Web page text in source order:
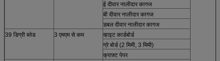
ई दीवार नालीदार कागज
बी दीवार नालीदार कागज
डबल दीवार नालीदार कागज
39 डिग्री ब्लेड
3 एमएम से कम
व्हाइट कार्डबोर्ड
ग्रे बोर्ड (2 मिमी, 3 मिमी)
क्राफ़्ट पेपर